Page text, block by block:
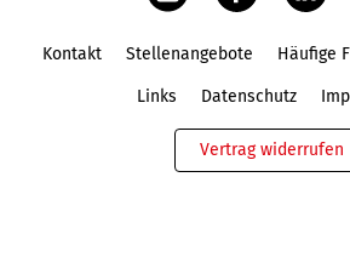
Kontakt Stellenangebote Häufige
Links Datenschutz
Vertrag widerrufen